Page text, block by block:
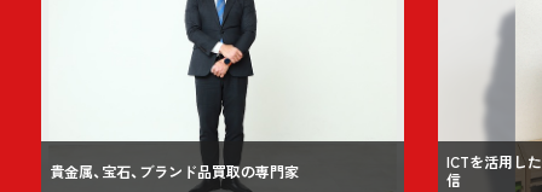
貴金属、宝石、ブランド品買取の専門家
ICTを活用し
信